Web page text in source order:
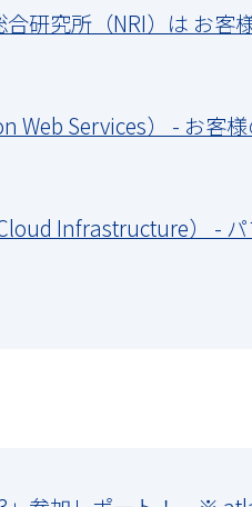
研究所（NRI）は お客
Services） - お客様
Infrastructure） -